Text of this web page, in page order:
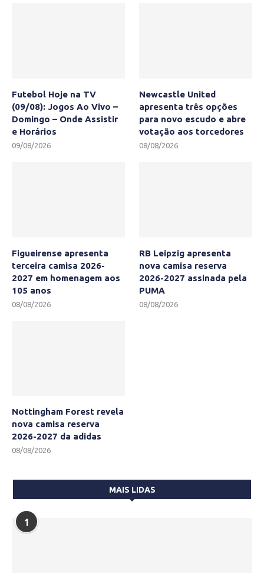
Futebol Hoje na TV
(09/08): Jogos Ao Vivo –
Domingo – Onde Assistir
e Horários
09/08/2026
Newcastle United
apresenta três opções
para novo escudo e abre
votação aos torcedores
08/08/2026
Figueirense apresenta
terceira camisa 2026-
2027 em homenagem aos
105 anos
08/08/2026
RB Leipzig apresenta
nova camisa reserva
2026-2027 assinada pela
PUMA
08/08/2026
Nottingham Forest revela
nova camisa reserva
2026-2027 da adidas
08/08/2026
MAIS LIDAS
1